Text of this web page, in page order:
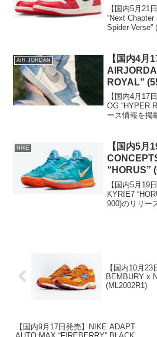
(DV1748-
【国内5月21
“Next
Spider-Verse”
AIR JORDAN
【国内4月
ROYAL”
【国内4月17
OG “HYPER
ース情報を掲
NIKE
【国内5月
“HORUS”
900)
【国内5月19
KYRIE7
900)のリリー
【国内10月
BEMBURY x
(ML2002R1)
【国内9月17日発売】NIKE ADAPT